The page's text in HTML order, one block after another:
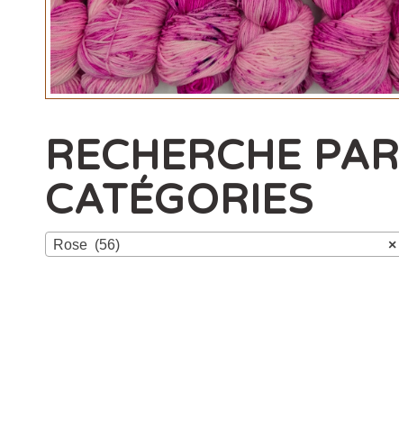
RECHERCHE PAR
CATÉGORIES
×
Rose (56)